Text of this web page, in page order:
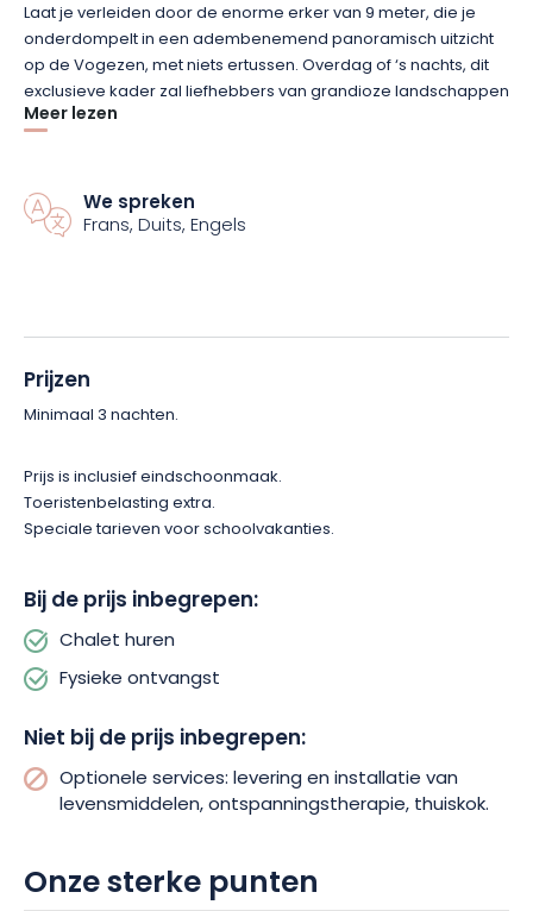
Laat je verleiden door de enorme erker van 9 meter, die je
onderdompelt in een adembenemend panoramisch uitzicht
op de Vogezen, met niets ertussen. Overdag of ‘s nachts, dit
exclusieve kader zal liefhebbers van grandioze landschappen
en astronomie bekoren. Binnen combineert de chalet de
privésauna op je voor een wellnesspauze na een dag
wandelen of skiën.
ontspannen verblijf, zomer of winter. Boek nu en geniet van
Meer lezen
We spreken
Frans, Duits, Engels
Prijzen
Minimaal 3 nachten.
Prijs is inclusief eindschoonmaak.
Toeristenbelasting extra.
Speciale tarieven voor schoolvakanties.
Bij de prijs inbegrepen:
Chalet huren
Fysieke ontvangst
Niet bij de prijs inbegrepen:
Optionele services: levering en installatie van
levensmiddelen, ontspanningstherapie, thuiskok.
Onze sterke punten